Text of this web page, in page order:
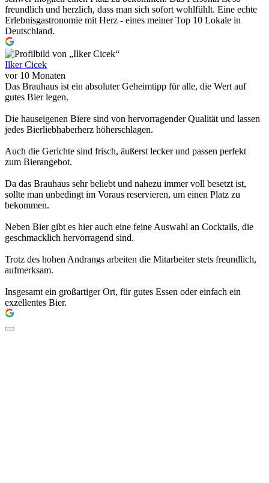
freundlich und herzlich, dass man sich sofort wohlfühlt. Eine echte
Erlebnisgastronomie mit Herz - eines meiner Top 10 Lokale in
Deutschland.
Ilker Cicek
vor 10 Monaten
Das Brauhaus ist ein absoluter Geheimtipp für alle, die Wert auf
gutes Bier legen.
Die hauseigenen Biere sind von hervorragender Qualität und lassen
jedes Bierliebhaberherz höherschlagen.
Auch die Gerichte sind frisch, äußerst lecker und passen perfekt
zum Bierangebot.
Da das Brauhaus sehr beliebt und nahezu immer voll besetzt ist,
sollte man unbedingt im Voraus reservieren, um einen Platz zu
bekommen.
Neben Bier gibt es hier auch eine feine Auswahl an Cocktails, die
geschmacklich hervorragend sind.
Trotz des hohen Andrangs arbeiten die Mitarbeiter stets freundlich,
aufmerksam.
Insgesamt ein großartiger Ort, für gutes Essen oder einfach ein
exzellentes Bier.